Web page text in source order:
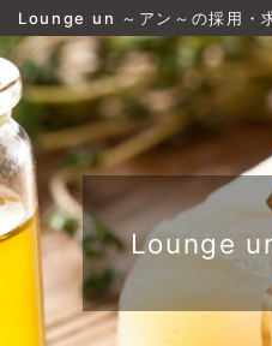
Lounge un ～アン～の採用・
Lounge